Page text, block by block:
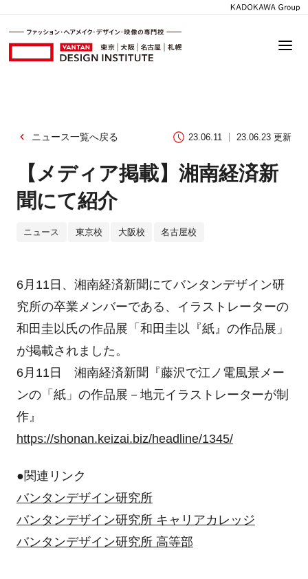
ニュース一覧へ戻る 23.06.11 23.06.23 更新
【メディア掲載】湘南経済新
聞にて紹介
ニュース 東京校 大阪校 名古屋校
6月11日、湘南経済新聞にてバンタンデザイン研
究所の卒業メンバーである、イラストレーターの
和田圭以氏の作品展「和田圭以『紙』の作品展」
が掲載されました。
6月11日 湘南経済新聞『藤沢で江ノ電風景メー
ンの「紙」の作品展－地元イラストレーターが制
作』
https://shonan.keizai.biz/headline/1345/
●関連リンク
バンタンデザイン研究所
バンタンデザイン研究所 キャリアカレッジ
バンタンデザイン研究所 高等部